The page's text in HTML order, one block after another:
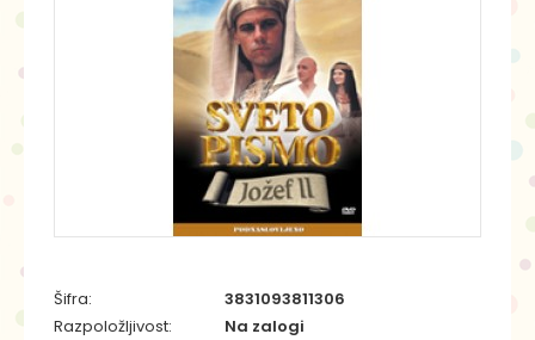
Šifra:
3831093811306
Razpoložljivost:
Na zalogi